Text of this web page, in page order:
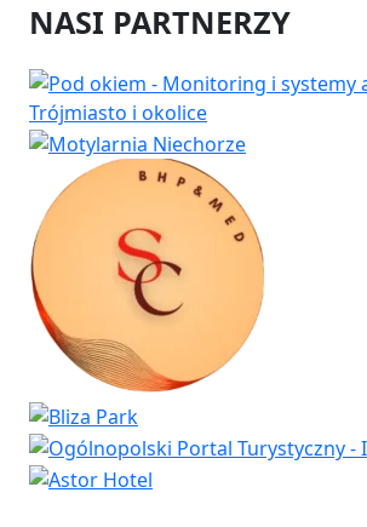
NASI PARTNERZY